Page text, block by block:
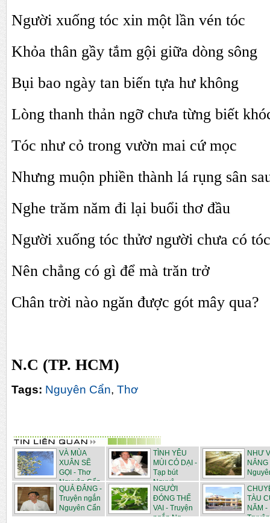
Người xuống tóc xin một lần vén tóc
Khỏa thân gầy tắm gội giữa dòng sông
Bụi bao ngày tan biến tựa hư không
Lòng thanh thản ngỡ chưa từng biết
Tóc như cỏ trong vườn mai cứ mọc
Nhưng muộn phiền thành lá rụng sân
Nghe trăm năm đi lại buổi thơ đầu
Người xuống tóc thửơ người chưa có tóc
Nên chẳng có gì để mà trăn trở
Chân trời nào ngăn được gót mây qua?
N.C (TP. HCM)
Tags: Nguyên Cẩn, Thơ
VÀ MÙA
XUÂN SẼ
GỌI - Thơ
Nguyên Cẩn
TÌNH YÊU
MÙI CỎ DẠI -
Tạp bút
Nguyê...
NHƯ
QUẢ ĐẮNG -
Truyện ngắn
Nguyên Cẩn
NGƯỜI
ĐÓNG THẾ
VAI - Truyện
ngắn Ng...
TÀU
NĂM -